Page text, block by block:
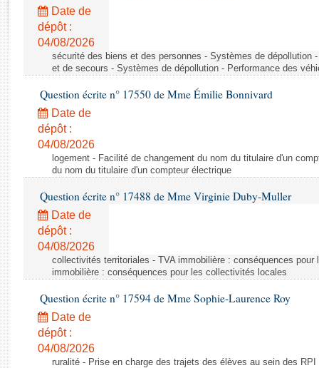
Rapports législatifs
Rapports sur l'application des lois
Baromètre de l’application des lois
Dossiers législatifs
Budget et sécurité sociale
Questions écrites et orales
Comptes rendus des débats
Date de
dépôt :
04/08/2026
sécurité des biens et des personnes - Systèmes de dépollution
et de secours - Systèmes de dépollution - Performance des
Question écrite n° 17550 de Mme Émilie Bonnivard
Date de
dépôt :
04/08/2026
logement - Facilité de changement du nom du titulaire d'un
du nom du titulaire d'un compteur électrique
Question écrite n° 17488 de Mme Virginie Duby-Muller
Date de
dépôt :
04/08/2026
collectivités territoriales - TVA immobilière : conséquences
immobilière : conséquences pour les collectivités locales
Question écrite n° 17594 de Mme Sophie-Laurence Roy
Date de
dépôt :
04/08/2026
ruralité - Prise en charge des trajets des élèves au sein des